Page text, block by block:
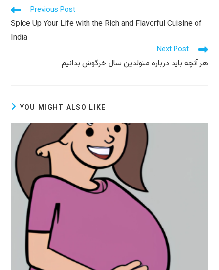
Read
more
articles
Previous Post
Spice Up Your Life with the Rich and Flavorful Cuisine of
India
Next Post
هر آنچه باید درباره متولدین سال خرگوش بدانیم
YOU MIGHT ALSO LIKE